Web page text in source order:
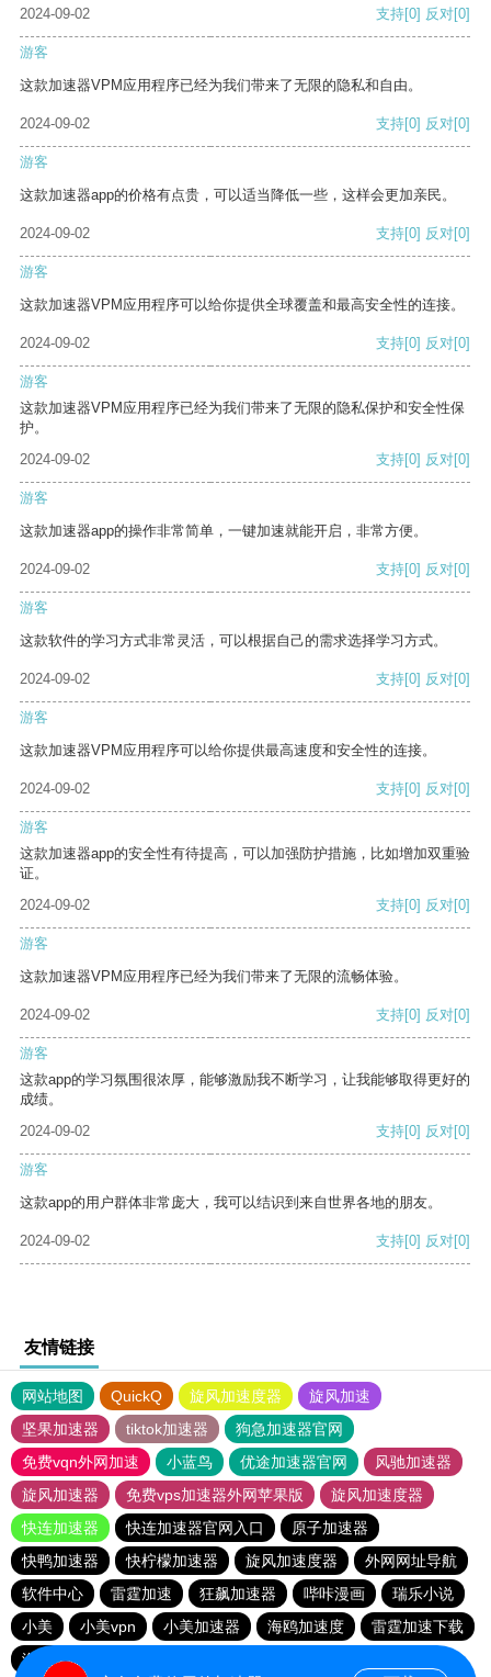
2024-09-02
支持[0] 反对[0]
游客
这款加速器VPM应用程序已经为我们带来了无限的隐私和自由。
2024-09-02 支持[0] 反对[0]
游客
这款加速器app的价格有点贵，可以适当降低一些，这样会更加亲民。
2024-09-02 支持[0] 反对[0]
游客
这款加速器VPM应用程序可以给你提供全球覆盖和最高安全性的连接。
2024-09-02 支持[0] 反对[0]
游客
这款加速器VPM应用程序已经为我们带来了无限的隐私保护和安全性保
护。
2024-09-02
支持[0] 反对[0]
游客
这款加速器app的操作非常简单，一键加速就能开启，非常方便。
2024-09-02 支持[0] 反对[0]
游客
这款软件的学习方式非常灵活，可以根据自己的需求选择学习方式。
2024-09-02 支持[0] 反对[0]
游客
这款加速器VPM应用程序可以给你提供最高速度和安全性的连接。
2024-09-02 支持[0] 反对[0]
游客
这款加速器app的安全性有待提高，可以加强防护措施，比如增加双重验
证。
2024-09-02
支持[0] 反对[0]
游客
这款加速器VPM应用程序已经为我们带来了无限的流畅体验。
2024-09-02 支持[0] 反对[0]
游客
这款app的学习氛围很浓厚，能够激励我不断学习，让我能够取得更好的
成绩。
2024-09-02
支持[0] 反对[0]
游客
这款app的用户群体非常庞大，我可以结识到来自世界各地的朋友。
2024-09-02 支持[0] 反对[0]
友情链接
网站地图 QuickQ 旋风加速度器
旋风加速
坚果加速器
tiktok加速器
狗急加速器官网
免费vqn外网加速
小蓝鸟 优途加速器官网
风驰加速器
旋风加速器
免费vps加速器外网苹果版
旋风加速度器
快连加速器
快连加速器官网入口
原子加速器
快鸭加速器
快柠檬加速器 旋风加速度器
外网网址导航
软件中心
雷霆加速 狂飙加速器 哔咔漫画
瑞乐小说
小美
小美vpn 小美加速器 海鸥加速度
雷霆加速下载
海鸥加速器下载